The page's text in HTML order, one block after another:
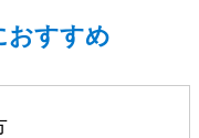
おすすめ